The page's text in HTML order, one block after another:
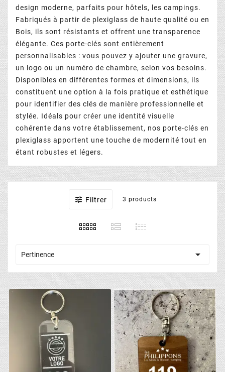
design moderne, parfaits pour hôtels, les campings.
Fabriqués à partir de plexiglass de haute qualité ou en
Bois, ils sont résistants et offrent une transparence
élégante. Ces porte-clés sont entièrement
personnalisables : vous pouvez y ajouter une gravure,
un logo ou un numéro de chambre, selon vos besoins.
Disponibles en différentes formes et dimensions, ils
constituent une option à la fois pratique et esthétique
pour identifier des clés de manière professionnelle et
stylée. Idéals pour créer une identité visuelle
cohérente dans votre établissement, nos porte-clés en
plexiglass apportent une touche de modernité tout en
étant robustes et légers.
 Filtrer 3 products
Pertinence 